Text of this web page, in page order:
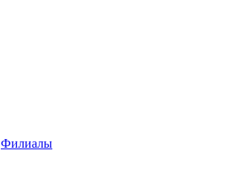
Филиалы